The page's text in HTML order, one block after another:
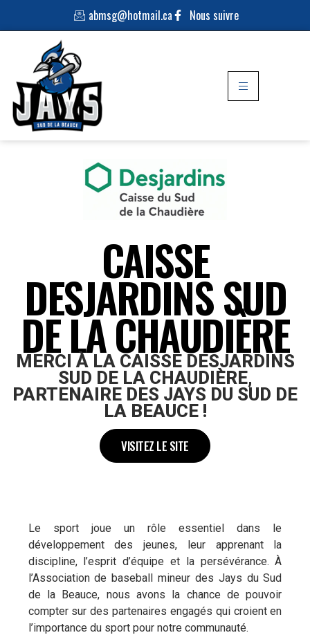
abmsg@hotmail.ca Nous suivre
CAISSE
DESJARDINS SUD
DE LA CHAUDIÈRE
MERCI À LA CAISSE DESJARDINS
SUD DE LA CHAUDIÈRE,
PARTENAIRE DES JAYS DU SUD DE
LA BEAUCE !
VISITEZ LE SITE
Le sport joue un rôle essentiel dans le
développement des jeunes, leur apprenant la
discipline, l’esprit d’équipe et la persévérance. À
l’Association de baseball mineur des Jays du Sud
de la Beauce, nous avons la chance de pouvoir
compter sur des partenaires engagés qui croient en
l’importance du sport pour notre communauté.